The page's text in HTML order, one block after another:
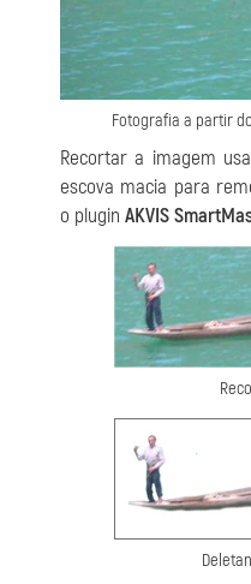
Fotografia a partir
Recortar a imagem
escova macia para
o plugin AKVIS